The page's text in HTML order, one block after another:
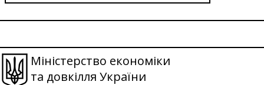
Міністерство економіки
та довкілля України